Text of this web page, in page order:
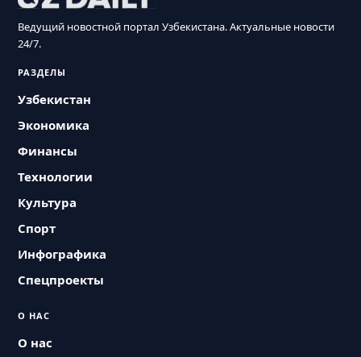
Ведущий новостной портал Узбекистана. Актуальные новости
24/7.
РАЗДЕЛЫ
Узбекистан
Экономика
Финансы
Технологии
Культура
Спорт
Инфографика
Спецпроекты
О НАС
О нас